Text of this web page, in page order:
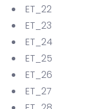
ET_22
ET_23
ET_24
ET_25
ET_26
ET_27